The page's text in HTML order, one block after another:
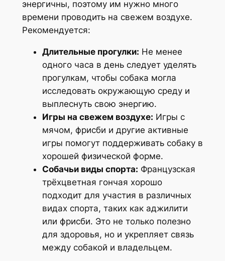
энергичны, поэтому им нужно много
времени проводить на свежем воздухе.
Рекомендуется:
Длительные прогулки: Не менее
одного часа в день следует уделять
прогулкам, чтобы собака могла
исследовать окружающую среду и
выплеснуть свою энергию.
Игры на свежем воздухе: Игры с
мячом, фрисби и другие активные
игры помогут поддерживать собаку в
хорошей физической форме.
Собачьи виды спорта: Французская
трёхцветная гончая хорошо
подходит для участия в различных
видах спорта, таких как аджилити
или фрисби. Это не только полезно
для здоровья, но и укрепляет связь
между собакой и владельцем.